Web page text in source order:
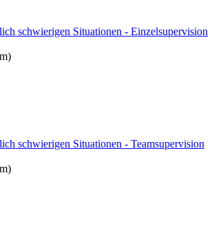
schwierigen Situationen - Einzelsupervision
schwierigen Situationen - Teamsupervision